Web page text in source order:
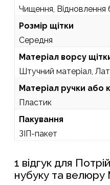
Чищення, Відновлення
Розмір щітки
Середня
Матеріал ворсу
Штучний матеріал,
Матеріал ручки або
Пластик
Пакування
ЗІП-пакет
1 відгук для
нубуку та велюру